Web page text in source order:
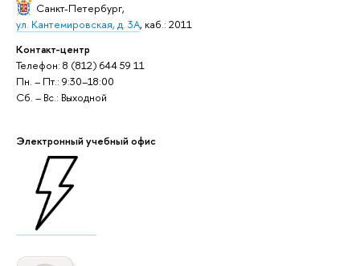
Санкт-Петербург,
ул. Кантемировская, д. 3А, каб.: 2011
Контакт-центр
Телефон: 8 (812) 644 59 11
Пн. – Пт.: 9:30–18:00
Сб. – Вс.: Выходной
Электронный учебный офис